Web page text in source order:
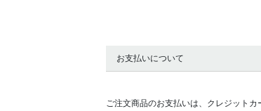
お支払いについて
ご注文商品のお支払いは、クレジットカ